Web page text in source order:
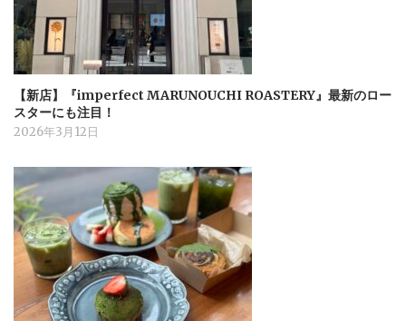
【新店】『imperfect MARUNOUCHI ROASTERY』最新のロー
スターにも注目！
2026年3月12日